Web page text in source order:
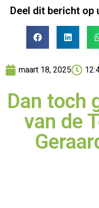
Deel dit bericht op
maart 18, 2025
Dan toch
van de